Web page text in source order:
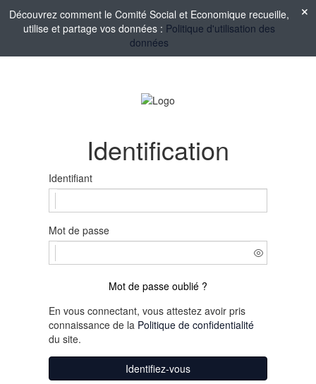
Découvrez comment le Comité Social et Economique recueille,
utilise et partage vos données : Politique d'utilisation des
données
Identification
Identifiant
Mot de passe
Mot de passe oublié ?
En vous connectant, vous attestez avoir pris
connaissance de la Politique de confidentialité
du site.
Identifiez-vous